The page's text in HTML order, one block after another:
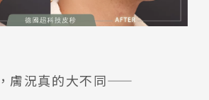
膚況真的大不同——